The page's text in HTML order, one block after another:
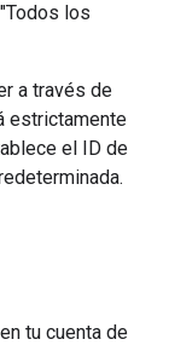
los
a través de
estrictamente
el ID de
tu cuenta de